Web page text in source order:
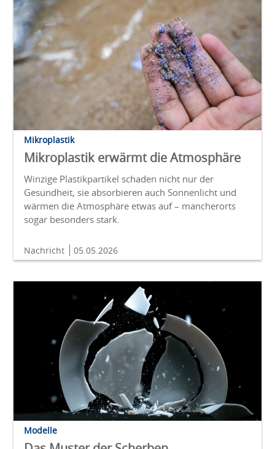
Mikroplastik
Mikroplastik erwärmt die Atmosphäre
Winzige Plastikpartikel schaden nicht nur der
Gesundheit, sie absorbieren auch Sonnenlicht und
wärmen die Atmosphäre etwas auf – mancherorts
sogar besonders stark.
Nachricht 05.05.2026
Modelle